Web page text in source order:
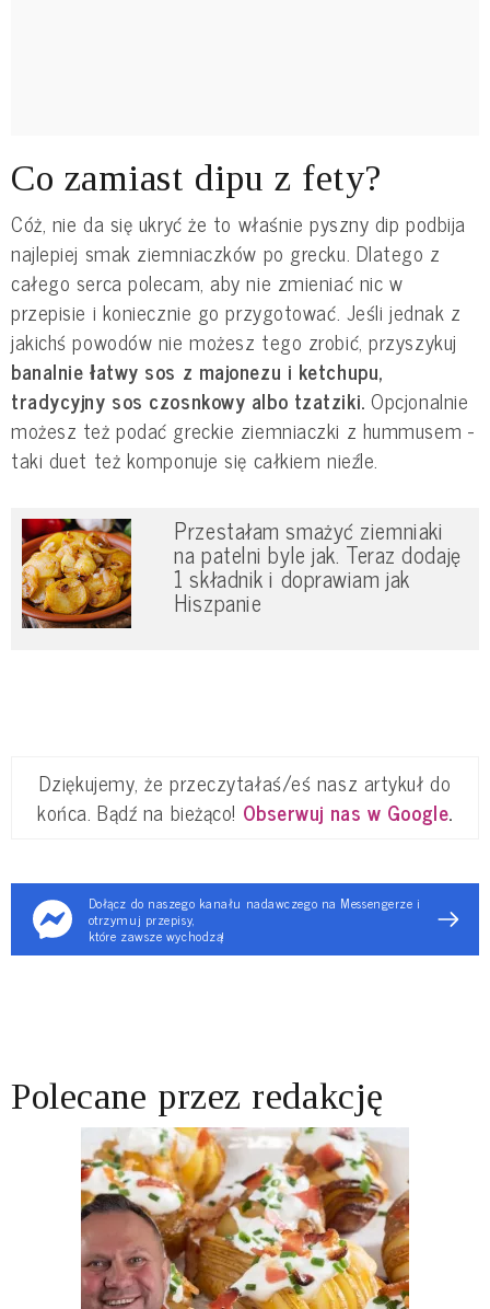
Co zamiast dipu z fety?
Cóż, nie da się ukryć że to właśnie pyszny dip podbija
najlepiej smak ziemniaczków po grecku. Dlatego z
całego serca polecam, aby nie zmieniać nic w
przepisie i koniecznie go przygotować. Jeśli jednak z
jakichś powodów nie możesz tego zrobić, przyszykuj
banalnie łatwy sos z majonezu i ketchupu,
tradycyjny sos czosnkowy albo tzatziki.Opcjonalnie
możesz też podać greckie ziemniaczki z hummusem -
taki duet też komponuje się całkiem nieźle.
Przestałam smażyć ziemniaki
na patelni byle jak. Teraz dodaję
1 składnik i doprawiam jak
Hiszpanie
Dziękujemy, że przeczytałaś/eś nasz artykuł do
końca. Bądź na bieżąco! Obserwuj nas w Google.
Dołącz do naszego kanału nadawczego na Messengerze i
otrzymuj przepisy,
które zawsze wychodzą!
Polecane przez redakcję